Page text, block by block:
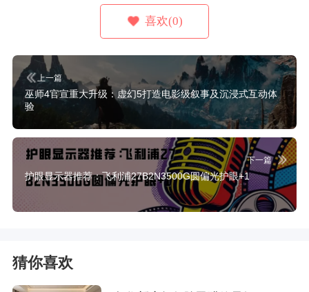
喜欢(0)
上一篇
巫师4官宣重大升级：虚幻5打造电影级叙事及沉浸式互动体
验
下一篇
护眼显示器推荐：飞利浦27B2N3500G圆偏光护眼+1
猜你喜欢